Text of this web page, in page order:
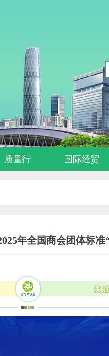
质量行 国际经贸
年全国商会团体标准
关